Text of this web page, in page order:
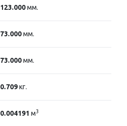
123.000мм.
73.000мм.
73.000мм.
0.709кг.
0.004191 м3